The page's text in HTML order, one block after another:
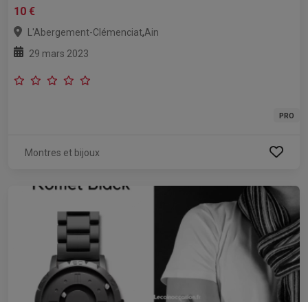
10 €
L'Abergement-Clémenciat,Ain
29 mars 2023
PRO
Montres et bijoux